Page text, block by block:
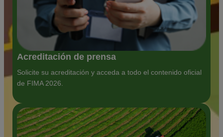
Acreditación de prensa
Solicite su acreditación y acceda a todo el contenido oficial
de FIMA 2026.